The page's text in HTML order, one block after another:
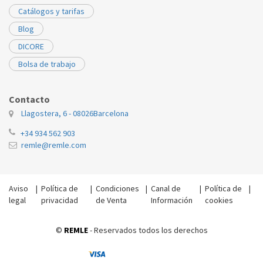
Catálogos y tarifas
Blog
DICORE
Bolsa de trabajo
Contacto
Llagostera, 6 - 08026Barcelona
+34 934 562 903
remle@remle.com
Aviso
legal
| Política de
privacidad
|Condiciones
de Venta
|Canal de
Información
| Política de
cookies
|
© REMLE- Reservados todos los derechos